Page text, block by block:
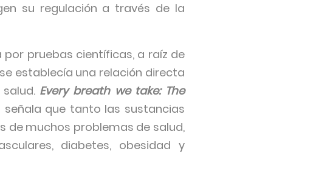
su regulación a través de la
pruebas científicas, a raíz de
establecía una relación directa
Every breath we take: The
señala que tanto las sustancias
de muchos problemas de salud,
diabetes, obesidad y